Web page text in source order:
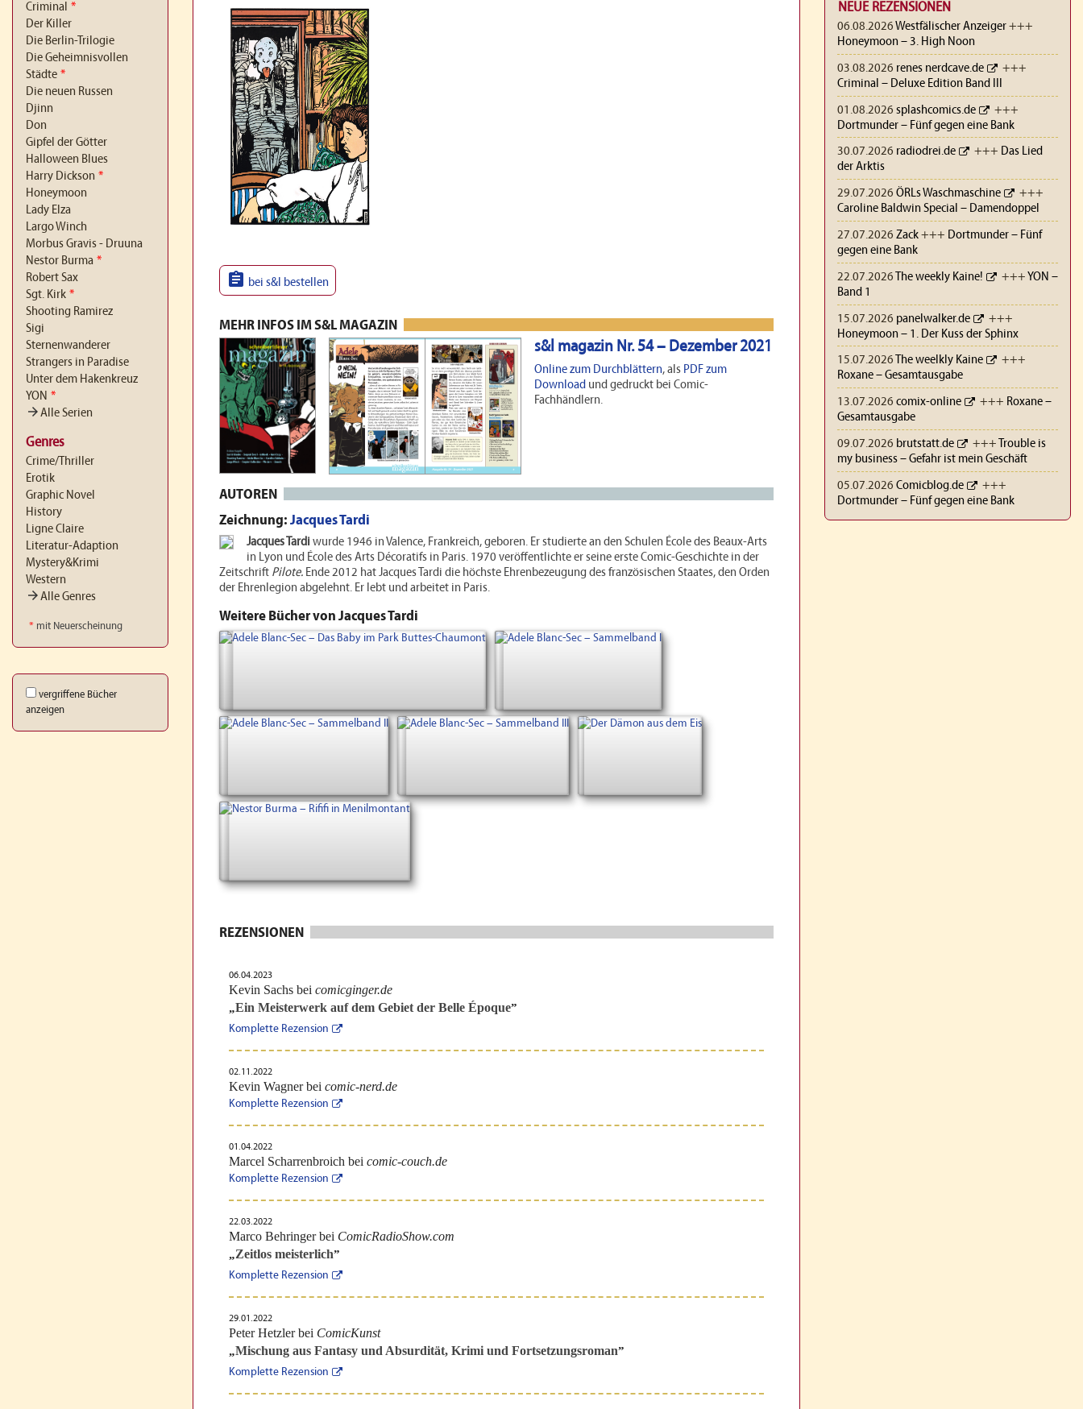
Criminal *
Der Killer
Die Berlin-Trilogie
Die Geheimnisvollen
Städte *
Die neuen Russen
Djinn
Don
Gipfel der Götter
Halloween Blues
Harry Dickson *
Honeymoon
Lady Elza
Largo Winch
Morbus Gravis - Druuna
Nestor Burma *
Robert Sax
Sgt. Kirk *
Shooting Ramirez
Sigi
Sternenwanderer
Strangers in Paradise
Unter dem Hakenkreuz
YON *
arrow_forwardAlle Serien
Genres
Crime/Thriller
Erotik
Graphic Novel
History
Ligne Claire
Literatur-Adaption
Mystery&Krimi
Western
arrow_forwardAlle Genres
* mit Neuerscheinung
vergriffene Bücher
anzeigen
 bei s&l bestellen
MEHR INFOS IM S&L MAGAZIN
s&l magazin Nr. 54 – Dezember 2021
Online zum Durchblättern, als PDF zum
Download und gedruckt bei Comic-
Fachhändlern.
AUTOREN
Zeichnung: Jacques Tardi
Jacques Tardi wurde 1946 in Valence, Frankreich, geboren. Er studierte an den Schulen École des Beaux-Arts
in Lyon und École des Arts Décoratifs in Paris. 1970 veröffentlichte er seine erste Comic-Geschichte in der
Zeitschrift Pilote. Ende 2012 hat Jacques Tardi die höchste Ehrenbezeugung des französischen Staates, den Orden
der Ehrenlegion abgelehnt. Er lebt und arbeitet in Paris.
Weitere Bücher von Jacques Tardi
REZENSIONEN
06.04.2023
Kevin Sachs bei comicginger.de
„Ein Meisterwerk auf dem Gebiet der Belle Époque”
Komplette Rezension
02.11.2022
Kevin Wagner bei comic-nerd.de
Komplette Rezension
01.04.2022
Marcel Scharrenbroich bei comic-couch.de
Komplette Rezension
22.03.2022
Marco Behringer bei ComicRadioShow.com
„Zeitlos meisterlich”
Komplette Rezension
29.01.2022
Peter Hetzler bei ComicKunst
„Mischung aus Fantasy und Absurdität, Krimi und Fortsetzungsroman”
Komplette Rezension
NEUE REZENSIONEN
06.08.2026Westfälischer Anzeiger+++
Honeymoon – 3. High Noon
03.08.2026 renes nerdcave.de
+++
Criminal – Deluxe Edition Band III
01.08.2026 splashcomics.de
+++
Dortmunder – Fünf gegen eine Bank
30.07.2026 radiodrei.de +++ Das Lied
der Arktis
29.07.2026 ÖRLs Waschmaschine
+++
Caroline Baldwin Special – Damendoppel
27.07.2026 Zack+++ Dortmunder – Fünf
gegen eine Bank
22.07.2026 The weekly Kaine! +++YON –
Band 1
15.07.2026 panelwalker.de
+++
Honeymoon – 1. Der Kuss der Sphinx
15.07.2026 The weelkly Kaine
+++
Roxane – Gesamtausgabe
13.07.2026 comix-online +++ Roxane –
Gesamtausgabe
09.07.2026 brutstatt.de +++
Trouble is
my business – Gefahr ist mein Geschäft
05.07.2026 Comicblog.de
+++
Dortmunder – Fünf gegen eine Bank